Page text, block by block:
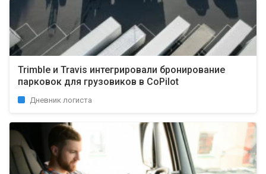
Trimble и Travis интегрировали бронирование
парковок для грузовиков в CoPilot
Дневник логиста